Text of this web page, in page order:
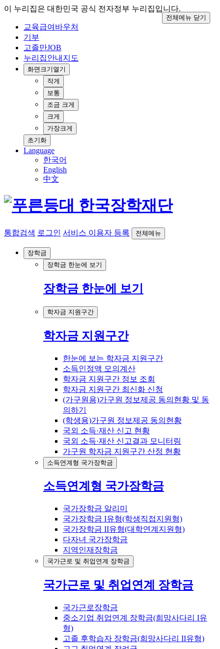
이 누리집은 대한민국 공식 전자정부 누리집입니다.
교육급여바우처
기부
고졸만JOB
누리집안내지도
화면크기 열기
작게
보통
조금 크게
크게
가장크게
초기화
Language
한국어
English
中文
통합검색 로그인 서비스 이용자 등록 전체메뉴
장학금
장학금 한눈에 보기
장학금 한눈에 보기
학자금 지원구간
학자금 지원구간
한눈에 보는 학자금 지원구간
소득인정액 모의계산
학자금 지원구간 정보 조회
학자금 지원구간 최신화 신청
(가구원용)가구원 정보제공 동의현황 및 동
의하기
(학생용)가구원 정보제공 동의현황
국외 소득·재산 신고 현황
국외 소득·재산 신고결과 모니터링
가구원 학자금 지원구간 산정 현황
소득연계형 국가장학금
소득연계형 국가장학금
국가장학금 알리미
국가장학금 I유형(학생직접지원형)
국가장학금 II유형(대학연계지원형)
다자녀 국가장학금
지역인재장학금
국가근로 및 취업연계 장학금
국가근로 및 취업연계 장학금
국가근로장학금
중소기업 취업연계 장학금(희망사다리 I유
형)
고졸 후학습자 장학금(희망사다리 II유형)
전체메뉴 닫기